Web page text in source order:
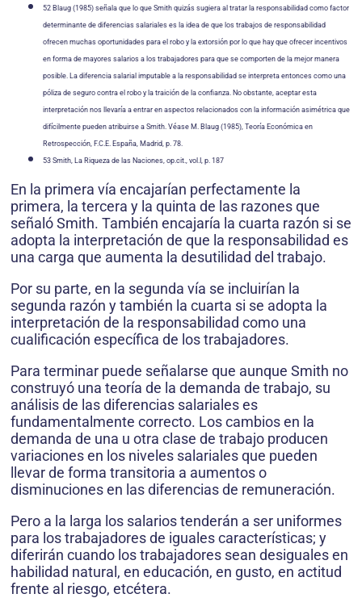
52 Blaug (1985) señala que lo que Smith quizás sugiera al tratar la responsabilidad como factor
determinante de diferencias salariales es la idea de que los trabajos de responsabilidad
ofrecen muchas oportunidades para el robo y la extorsión por lo que hay que ofrecer incentivos
en forma de mayores salarios a los trabajadores para que se comporten de la mejor manera
posible. La diferencia salarial imputable a la responsabilidad se interpreta entonces como una
póliza de seguro contra el robo y la traición de la confianza. No obstante, aceptar esta
interpretación nos llevaría a entrar en aspectos relacionados con la información asimétrica que
difícilmente pueden atribuirse a Smith. Véase M. Blaug (1985), Teoría Económica en
Retrospección, F.C.E. España, Madrid, p. 78.
53 Smith, La Riqueza de las Naciones, op.cit., vol.I, p. 187
En la primera vía encajarían perfectamente la
primera, la tercera y la quinta de las razones que
señaló Smith. También encajaría la cuarta razón si se
adopta la interpretación de que la responsabilidad es
una carga que aumenta la desutilidad del trabajo.
Por su parte, en la segunda vía se incluirían la
segunda razón y también la cuarta si se adopta la
interpretación de la responsabilidad como una
cualificación específica de los trabajadores.
Para terminar puede señalarse que aunque Smith no
construyó una teoría de la demanda de trabajo, su
análisis de las diferencias salariales es
fundamentalmente correcto. Los cambios en la
demanda de una u otra clase de trabajo producen
variaciones en los niveles salariales que pueden
llevar de forma transitoria a aumentos o
disminuciones en las diferencias de remuneración.
Pero a la larga los salarios tenderán a ser uniformes
para los trabajadores de iguales características; y
diferirán cuando los trabajadores sean desiguales en
habilidad natural, en educación, en gusto, en actitud
frente al riesgo, etcétera.